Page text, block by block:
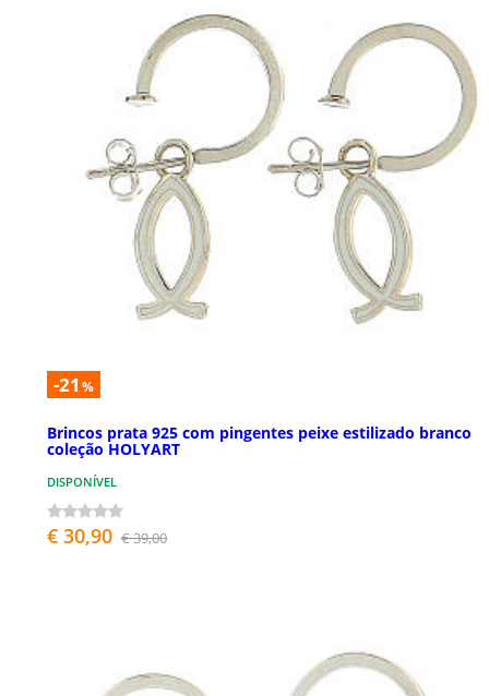
-21 %
Brincos prata 925 com pingentes peixe estilizado branco
coleção HOLYART
DISPONÍVEL
€ 30,90 € 39,00